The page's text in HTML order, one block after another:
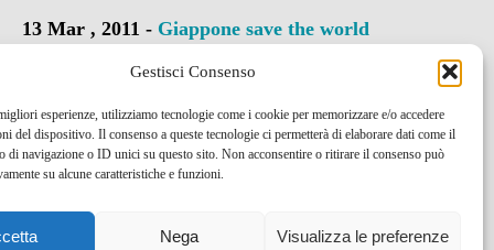
Gestisci Consenso
esperienze, utilizziamo tecnologie come i cookie per memorizzare e/o accedere
del dispositivo. Il consenso a queste tecnologie ci permetterà di elaborare dati come il
di navigazione o ID unici su questo sito. Non acconsentire o ritirare il consenso può
su alcune caratteristiche e funzioni.
Nega Visualizza le preferenze
13 Mar , 2011 - Giappone save the world